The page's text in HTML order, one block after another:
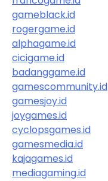
gameblack.id
rogergame.id
alphagame.id
cicigame.id
badanggame.id
gamescommunity.id
gamesjoy.id
joygames.id
cyclopsgames.id
gamesmedia.id
kajagames.id
mediagaming.id